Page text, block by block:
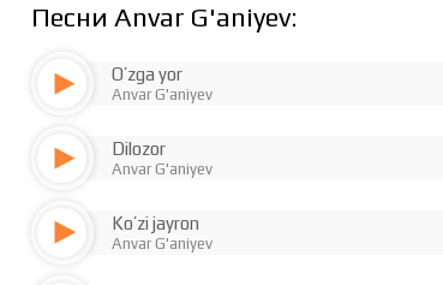
Песни Anvar G'aniyev:
O’zga yor
Anvar G'aniyev
Dilozor
Anvar G'aniyev
Ko’zi jayron
Anvar G'aniyev